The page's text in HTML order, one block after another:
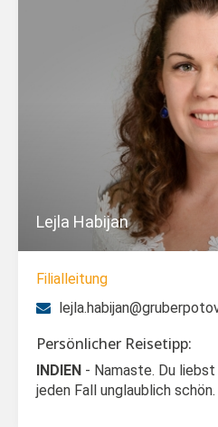
Lejla Habijan
Filialleitung
Persönlicher Reisetipp:
INDIEN - Namaste. Du
jeden Fall unglaublich schön.